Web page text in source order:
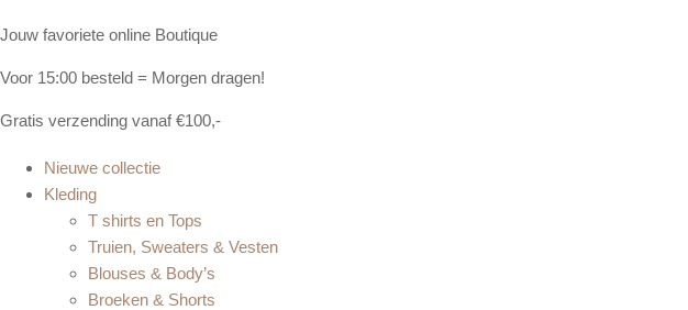
Jouw favoriete online Boutique
Voor 15:00 besteld = Morgen dragen!
Gratis verzending vanaf €100,-
Nieuwe collectie
Kleding
T shirts en Tops
Truien, Sweaters & Vesten
Blouses & Body’s
Broeken & Shorts